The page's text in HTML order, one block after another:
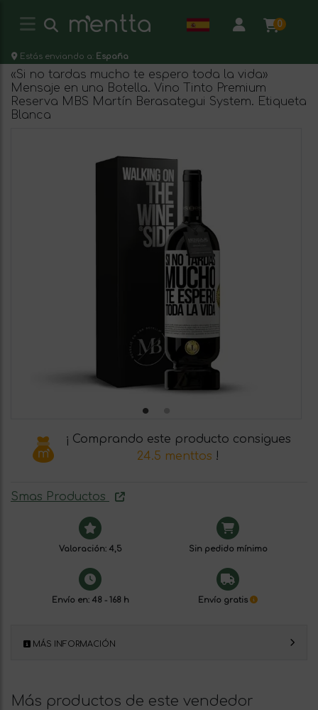
0
Estás enviando a: España
«Si no tardas mucho te espero toda la vida»
Mensaje en una Botella. Vino Tinto Premium
Reserva MBS Martín Berasategui System. Etiqueta
Blanca
¡ Comprando este producto consigues
24.5 menttos !
Smas Productos
Valoración: 4,5 Sin pedido mínimo
Envío en: 48 - 168 h Envío gratis
MÁS INFORMACIÓN
Más productos de este vendedor